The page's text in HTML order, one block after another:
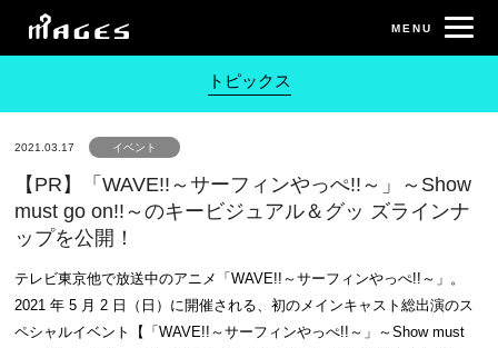
トピックス
2021.03.17 イベント
【PR】「WAVE!!～サーフィンやっぺ!!～」～Show
must go on!!～のキービジュアル＆グッ ズラインナ
ップを公開！
テレビ東京他で放送中のアニメ「WAVE!!～サーフィンやっぺ!!～」。
2021 年 5 月 2 日（日）に開催される、初のメインキャスト総出演のス
ペシャルイベント【「WAVE!!～サーフィンやっぺ!!～」～Show must